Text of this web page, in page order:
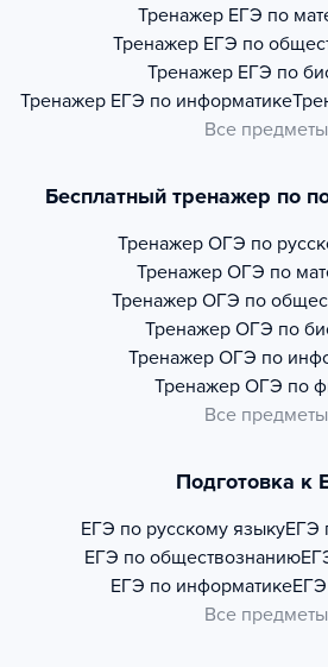
Тренажер ЕГЭ по
Тренажер ЕГЭ по
Тренажер ЕГЭ по
Тренажер ЕГЭ по информатике
Все предметы
Бесплатный тренажер по
Тренажер ОГЭ по
Тренажер ОГЭ по
Тренажер ОГЭ по
Тренажер ОГЭ по
Тренажер ОГЭ по
Тренажер ОГЭ по
Все предметы
Подготовка к
ЕГЭ по русскому языкуЕГЭ
ЕГЭ по обществознанию
ЕГЭ по информатике
Все предметы